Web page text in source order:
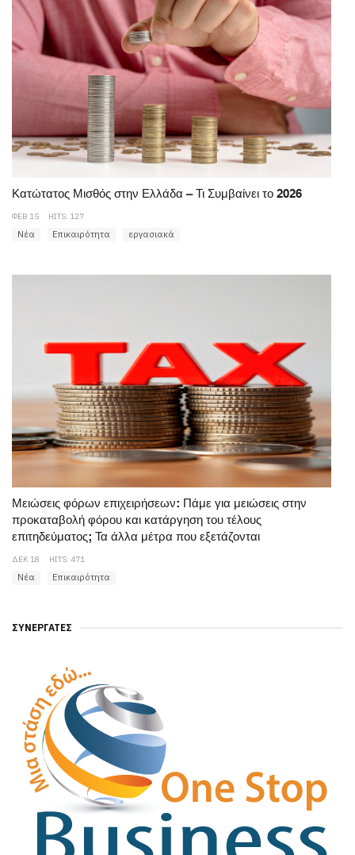
Κατώτατος Μισθός στην Ελλάδα – Τι Συμβαίνει το 2026
ΦΕΒ 15 HITS: 127
Νέα Επικαιρότητα εργασιακά
Μειώσεις φόρων επιχειρήσεων: Πάμε για μειώσεις στην
προκαταβολή φόρου και κατάργηση του τέλους
επιτηδεύματος; Τα άλλα μέτρα που εξετάζονται
ΔΕΚ 18 HITS: 471
Νέα Επικαιρότητα
ΣΥΝΕΡΓΆΤΕΣ